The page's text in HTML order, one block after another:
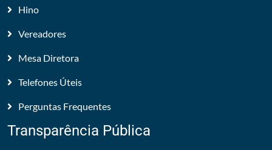
Hino
Vereadores
Mesa Diretora
Telefones Úteis
Perguntas Frequentes
Transparência Pública